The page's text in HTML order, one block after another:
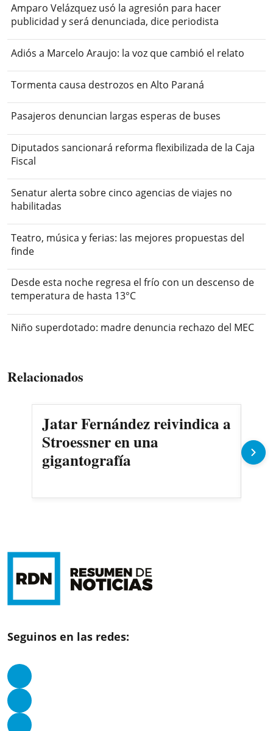
Amparo Velázquez usó la agresión para hacer
publicidad y será denunciada, dice periodista
Adiós a Marcelo Araujo: la voz que cambió el relato
Tormenta causa destrozos en Alto Paraná
Pasajeros denuncian largas esperas de buses
Diputados sancionará reforma flexibilizada de la Caja
Fiscal
Senatur alerta sobre cinco agencias de viajes no
habilitadas
Teatro, música y ferias: las mejores propuestas del
finde
Desde esta noche regresa el frío con un descenso de
temperatura de hasta 13°C
Niño superdotado: madre denuncia rechazo del MEC
Relacionados
Jatar Fernández reivindica a
Stroessner en una
gigantografía
y
Seguinos en las redes: